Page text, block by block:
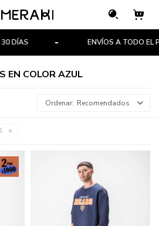
DÍAS ENVÍOS A TODO EL
EN COLOR AZUL
Recomendados